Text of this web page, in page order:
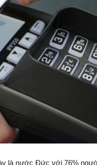
là nước Đức với 76%